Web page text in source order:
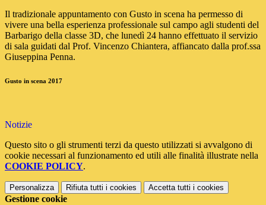
Il tradizionale appuntamento con Gusto in scena ha permesso di
vivere una bella esperienza professionale sul campo agli studenti del
Barbarigo della classe 3D, che lunedì 24 hanno effettuato il servizio
di sala guidati dal Prof. Vincenzo Chiantera, affiancato dalla prof.ssa
Giuseppina Penna.
Gusto in scena 2017
Notizie
Questo sito o gli strumenti terzi da questo utilizzati si avvalgono di
cookie necessari al funzionamento ed utili alle finalità illustrate nella
COOKIE POLICY.
Personalizza Rifiuta tutti i cookies Accetta tutti i cookies
Gestione cookie